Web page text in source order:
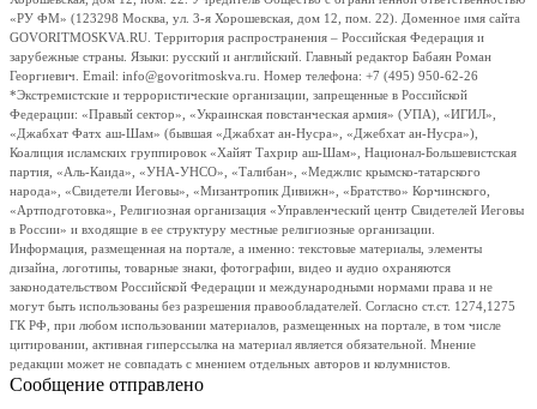
«РУ ФМ» (123298 Москва, ул. 3-я Хорошевская, дом 12, пом. 22). Доменное имя сайта
GOVORITMOSKVA.RU. Территория распространения – Российская Федерация и
зарубежные страны. Языки: русский и английский. Главный редактор Бабаян Роман
Георгиевич. Email: info@govoritmoskva.ru. Номер телефона: +7 (495) 950-62-26
*Экстремистские и террористические организации, запрещенные в Российской
Федерации: «Правый сектор», «Украинская повстанческая армия» (УПА), «ИГИЛ»,
«Джабхат Фатх аш-Шам» (бывшая «Джабхат ан-Нусра», «Джебхат ан-Нусра»),
Коалиция исламских группировок «Хайят Тахрир аш-Шам», Национал-Большевистская
партия, «Аль-Каида», «УНА-УНСО», «Талибан», «Меджлис крымско-татарского
народа», «Свидетели Иеговы», «Мизантропик Дивижн», «Братство» Корчинского,
«Артподготовка», Религиозная организация «Управленческий центр Свидетелей Иеговы
в России» и входящие в ее структуру местные религиозные организации.
Информация, размещенная на портале, а именно: текстовые материалы, элементы
дизайна, логотипы, товарные знаки, фотографии, видео и аудио охраняются
законодательством Российской Федерации и международными нормами права и не
могут быть использованы без разрешения правообладателей. Согласно ст.ст. 1274,1275
ГК РФ, при любом использовании материалов, размещенных на портале, в том числе
цитировании, активная гиперссылка на материал является обязательной. Мнение
редакции может не совпадать с мнением отдельных авторов и колумнистов.
Сообщение отправлено